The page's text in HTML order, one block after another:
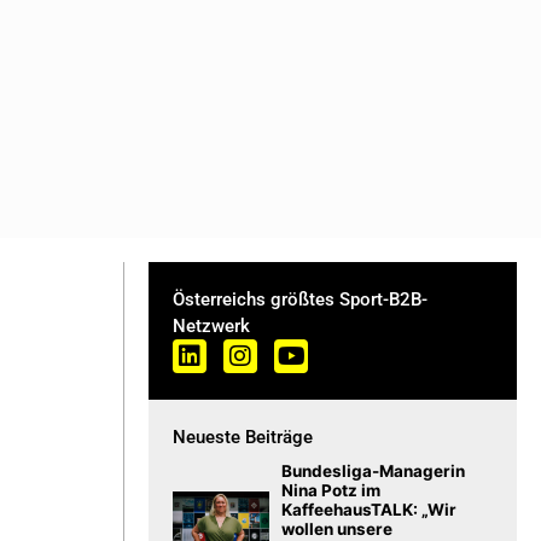
Österreichs größtes Sport-B2B-
Netzwerk
Neueste Beiträge
Bundesliga-Managerin
Nina Potz im
KaffeehausTALK: „Wir
wollen unsere